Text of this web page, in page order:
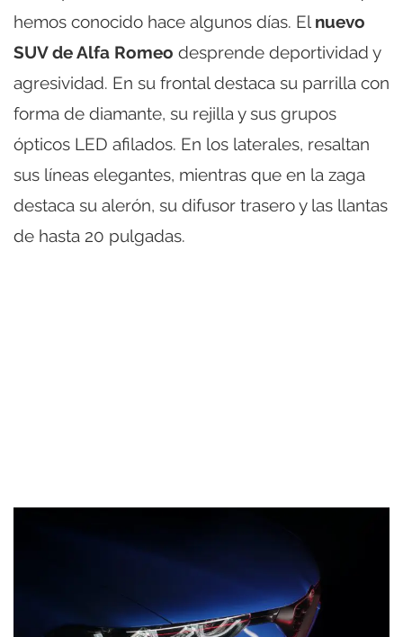
hemos conocido hace algunos días. El nuevo
SUV de Alfa Romeo desprende deportividad y
agresividad. En su frontal destaca su parrilla con
forma de diamante, su rejilla y sus grupos
ópticos LED afilados. En los laterales, resaltan
sus líneas elegantes, mientras que en la zaga
destaca su alerón, su difusor trasero y las llantas
de hasta 20 pulgadas.